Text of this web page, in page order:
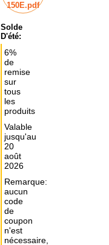
150E.pdf
Solde
D'été:
6%
de
remise
sur
tous
les
produits
Valable
jusqu'au
20
août
2026
Remarque:
aucun
code
de
coupon
n'est
nécessaire,